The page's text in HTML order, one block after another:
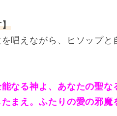
を唱えながら、ヒソップと
能なる神よ、あなたの聖
まえ。ふたりの愛の邪魔